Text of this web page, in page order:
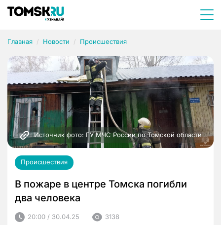
Главная Новости Происшествия
Источник фото: ГУ МЧС России по Томской области
Происшествия
В пожаре в центре Томска погибли
два человека
20:00 / 30.04.25 3138